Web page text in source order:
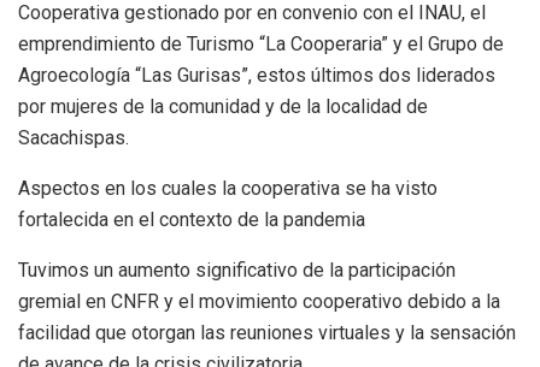
Cooperativa gestionado por en convenio con el INAU, el
emprendimiento de Turismo “La Cooperaria” y el Grupo de
Agroecología “Las Gurisas”, estos últimos dos liderados
por mujeres de la comunidad y de la localidad de
Sacachispas.
Aspectos en los cuales la cooperativa se ha visto
fortalecida en el contexto de la pandemia
Tuvimos un aumento significativo de la participación
gremial en CNFR y el movimiento cooperativo debido a la
facilidad que otorgan las reuniones virtuales y la sensación